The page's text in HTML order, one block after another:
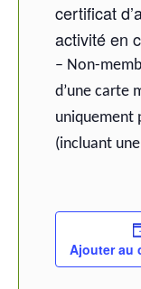
certificat
activité en
– Non-
d’une carte
uniquement
(incluant
Ajouter au